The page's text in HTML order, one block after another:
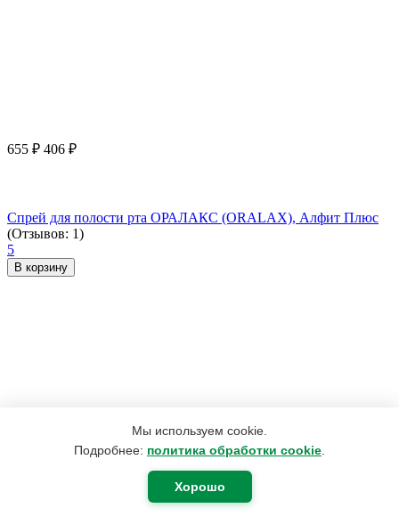
Мы используем cookie.
Подробнее: политика обработки cookie
Хорошо
655 ₽ 406 ₽
Спрей для полости рта ОРАЛАКС (ORALAX), Алфит Плюс
(Отзывов: 1)
5
В корзину